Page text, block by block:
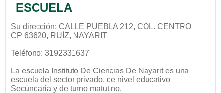
ESCUELA
Su dirección: CALLE PUEBLA 212, COL. CENTRO
CP 63620, RUÍZ, NAYARIT
Teléfono: 3192331637
La escuela Instituto De Ciencias De Nayarites una
escuela del sector privado, de nivel educativo
Secundaria y de turno matutino.